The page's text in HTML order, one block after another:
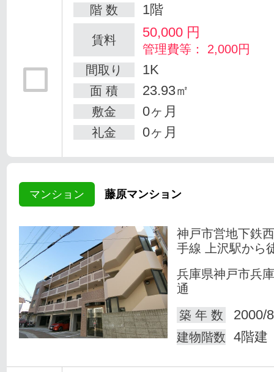
階 数 1階
賃料 50,000 円
管理費等： 2,000円
間取り
1K
面 積 23.93㎡
敷金 0ヶ月
礼金 0ヶ月
マンション 藤原マンション
神戸市営地下鉄
手線 上沢駅から
兵庫県神戸市兵
通
築 年 数
2000/
建物階数 4階建